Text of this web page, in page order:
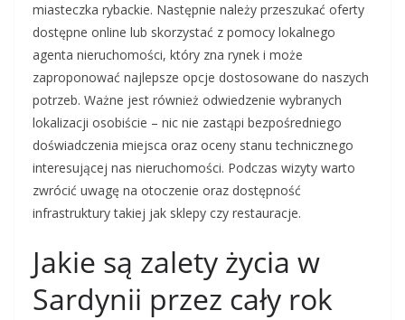
miasteczka rybackie. Następnie należy przeszukać oferty
dostępne online lub skorzystać z pomocy lokalnego
agenta nieruchomości, który zna rynek i może
zaproponować najlepsze opcje dostosowane do naszych
potrzeb. Ważne jest również odwiedzenie wybranych
lokalizacji osobiście – nic nie zastąpi bezpośredniego
doświadczenia miejsca oraz oceny stanu technicznego
interesującej nas nieruchomości. Podczas wizyty warto
zwrócić uwagę na otoczenie oraz dostępność
infrastruktury takiej jak sklepy czy restauracje.
Jakie są zalety życia w
Sardynii przez cały rok